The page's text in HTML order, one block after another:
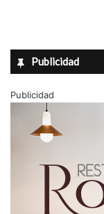
Publicidad
Publicidad